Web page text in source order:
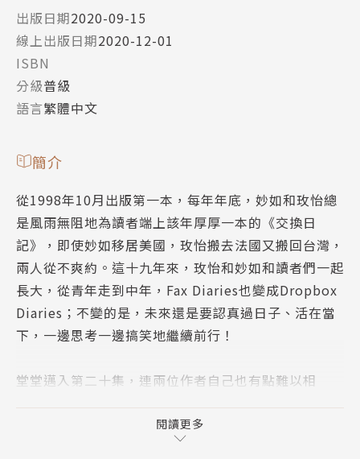
出版日期2020-09-15
線上出版日期2020-12-01
ISBN
分級普級
語言繁體中文
簡介
從1998年10月出版第一本，每年年底，妙如和玫怡總
是風雨無阻地為讀者端上該年厚厚一本的《交換日
記》，即使妙如移居美國，玫怡搬去法國又搬回台灣，
兩人從不爽約。這十九年來，玫怡和妙如和讀者們一起
長大，從青年走到中年，Fax Diaries也變成Dropbox
Diaries；不變的是，未來還是要認真過日子、活在當
下，一邊思考一邊搞笑地繼續前行！
堂堂邁入第二十集，連兩位作者自己也有點難以相
玫怡：「20集了！我們怎麼能寫這麼久？有一種不小
閱讀更多